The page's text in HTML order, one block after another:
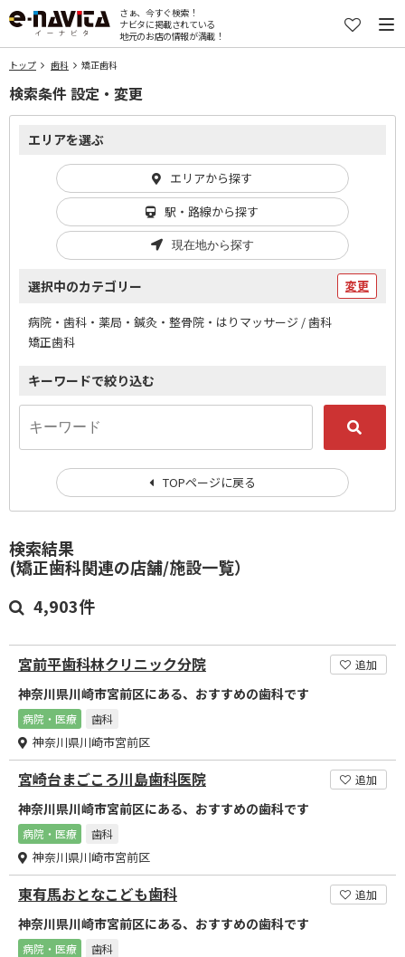
さぁ、今すぐ検索！
ナビタに掲載されている
地元のお店の情報が満載！
トップ 歯科 矯正歯科
検索結果
(矯正歯科関連の店舗/施設一覧）
4,903件
宮前平歯科林クリニック分院 追加
神奈川県川崎市宮前区にある、おすすめの歯科です
病院・医療 歯科
神奈川県川崎市宮前区
宮崎台まごころ川島歯科医院 追加
神奈川県川崎市宮前区にある、おすすめの歯科です
病院・医療 歯科
神奈川県川崎市宮前区
東有馬おとなこども歯科 追加
神奈川県川崎市宮前区にある、おすすめの歯科です
病院・医療 歯科
検索条件 設定・変更
エリアを選ぶ
エリアから探す
駅・路線から探す
現在地から探す
選択中のカテゴリー 変更
病院・歯科・薬局・鍼灸・整骨院・はりマッサージ / 歯科
矯正歯科
キーワードで絞り込む
TOPページに戻る